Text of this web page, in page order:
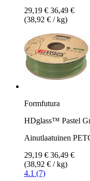
29,19 € 36,49 €
(38,92 € / kg)
Formfutura
HDglass™ Pastel
Ainutlaatuinen
29,19 € 36,49 €
(38,92 € / kg)
4.1 (7)